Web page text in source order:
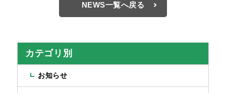
NEWS一覧へ戻る
カテゴリ別
お知らせ